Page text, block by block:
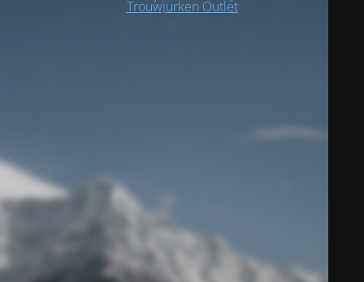
Trouwjurken Outlet